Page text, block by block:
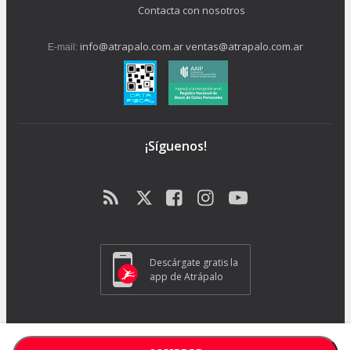
Contacta con nosotros
E-mail: info@atrapalo.com.arventas@atrapalo.com.ar
¡Síguenos!
Descárgate gratis la
app de Atrápalo